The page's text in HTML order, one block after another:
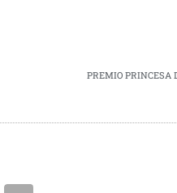
PREMIO PRINCESA